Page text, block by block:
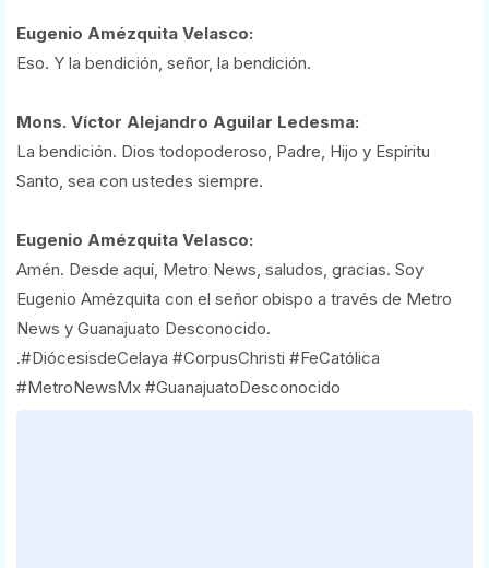
Eugenio Amézquita Velasco:
Eso. Y la bendición, señor, la bendición.
Mons. Víctor Alejandro Aguilar Ledesma:
La bendición. Dios todopoderoso, Padre, Hijo y Espíritu
Santo, sea con ustedes siempre.
Eugenio Amézquita Velasco:
Amén. Desde aquí, Metro News, saludos, gracias. Soy
Eugenio Amézquita con el señor obispo a través de Metro
News y Guanajuato Desconocido.
.#DiócesisdeCelaya #CorpusChristi #FeCatólica
#MetroNewsMx #GuanajuatoDesconocido